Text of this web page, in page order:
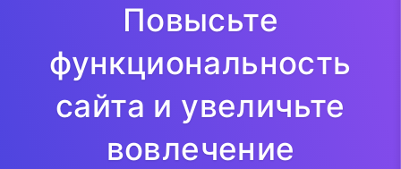
Повысьте
функциональность
сайта и увеличьте
вовлечение